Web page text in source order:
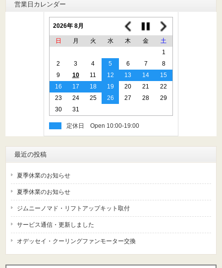
営業日カレンダー
2026年 8月
日 月 火 水 木 金
土
1
2
3 4 5 6 7
8
9
10 11 12 13 14
15
16
17 18 19 20 21
22
23
24 25 26 27 28
29
30
31
定休日
最近の投稿
夏季休業のお知らせ
夏季休業のお知らせ
ジムニーノマド・リフトアップキット取付
サービス通信・更新しました
オデッセイ・クーリングファンモーター交換